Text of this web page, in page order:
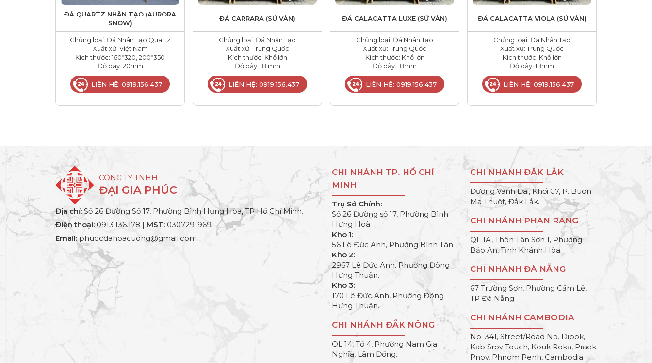
ĐÁ QUARTZ NHÂN TẠO (AURORA
SNOW)
Chủng loại: Đá Nhân Tạo Quartz
Xuất xứ: Việt Nam
Kích thước: 160*320, 200*350
Độ dày: 20mm
LIÊN HỆ: 0919.156.437
ĐÁ CARRARA (SỨ VÂN)
Chủng loại: Đá Nhân Tạo
Xuất xứ: Trung Quốc
Kích thước: Khổ lớn
Độ dày: 18 mm
LIÊN HỆ: 0919.156.437
ĐÁ CALACATTA LUXE (SỨ VÂN)
Chủng loại: Đá Nhân Tạo
Xuất xứ: Trung Quốc
Kích thước: Khổ lớn
Độ dày: 18mm
LIÊN HỆ: 0919.156.437
ĐÁ CALACATTA VIOLA (SỨ VÂN)
Chủng loại: Đá Nhân Tạo
Xuất xứ: Trung Quốc
Kích thước: Khổ lớn
Độ dày: 18mm
LIÊN HỆ: 0919.156.437
CÔNG TY TNHH
ĐẠI GIA PHÚC
Địa chỉ: Số 26 Đường Số 17, Phường Bình Hưng Hòa, TP Hồ Chí Minh.
Điện thoại: 0913.136.178 | MST: 0307291969
Email: phuocdahoacuong@gmail.com
CHI NHÁNH TP. HỒ CHÍ
MINH
Trụ Sở Chính:
Số 26 Đường số 17, Phường Bình
Hưng Hoà.
Kho 1:
56 Lê Đức Anh, Phường Bình Tân.
Kho 2:
2967 Lê Đức Anh, Phường Đông
Hưng Thuận.
Kho 3:
170 Lê Đức Anh, Phường Đông
Hưng Thuận.
CHI NHÁNH ĐẮK NÔNG
QL 14, Tổ 4, Phường Nam Gia
Nghĩa, Lâm Đồng.
CHI NHÁNH ĐĂK LĂK
Đường Vành Đai, Khối 07, P. Buôn
Ma Thuột, Đắk Lắk.
CHI NHÁNH PHAN RANG
QL 1A, Thôn Tân Sơn 1, Phường
Bảo An, Tỉnh Khánh Hòa.
CHI NHÁNH ĐÀ NẴNG
67 Trường Sơn, Phường Cẩm Lệ,
TP Đà Nẵng.
CHI NHÁNH CAMBODIA
No. 341, Street/Road No. Dipok,
Kab Srov Touch, Kouk Roka, Praek
Pnov, Phnom Penh, Cambodia